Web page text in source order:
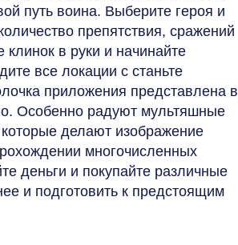
путь воина. Выберите героя и
препятствия, сражений
клинок в руки и начинайте
все локации с станьте
приложения представлена в
Особенно радуют мультяшные
делают изображение
многочисленных
деньги и покупайте различные
и подготовить к предстоящим